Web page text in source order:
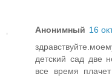
Анонимный 16
детский сад две
все время